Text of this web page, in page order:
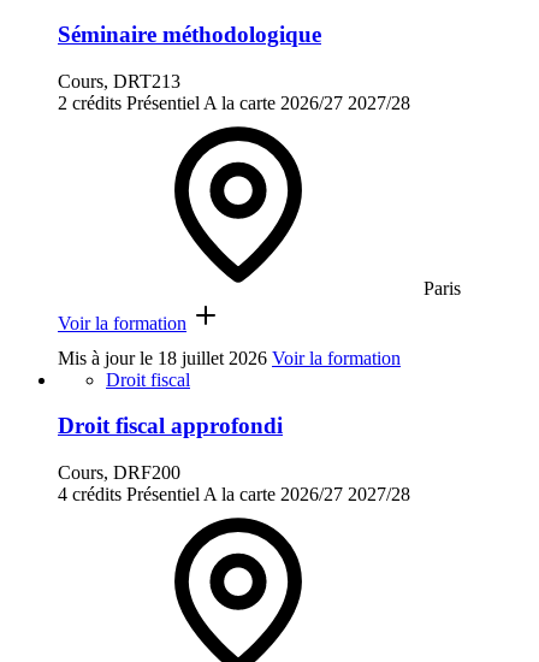
Séminaire méthodologique
Cours, DRT213
2 crédits Présentiel A la carte 2026/27 2027/28
Paris
Voir la formation
Mis à jour le 18 juillet 2026 Voir la formation
Droit fiscal
Droit fiscal approfondi
Cours, DRF200
4 crédits Présentiel A la carte 2026/27 2027/28